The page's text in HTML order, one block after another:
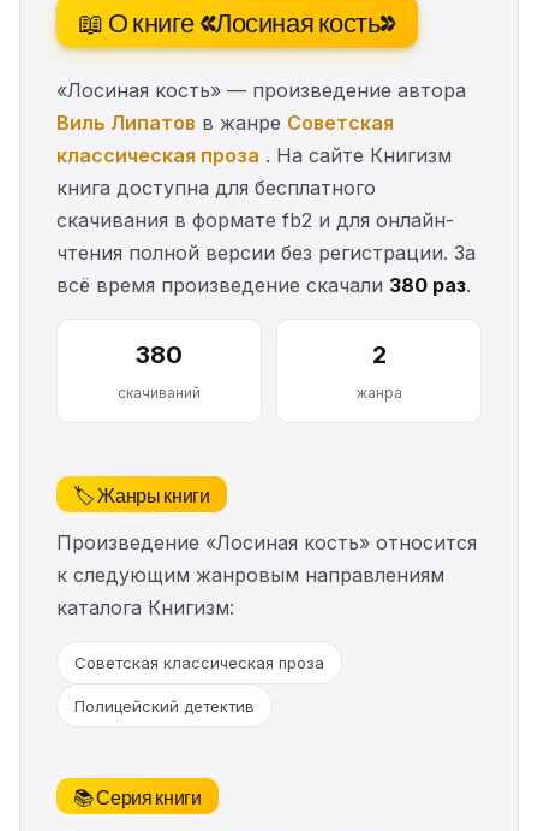
📖 О книге «Лосиная кость»
«Лосиная кость» — произведение автора
Виль Липатов в жанре Советская
классическая проза . На сайте Книгизм
книга доступна для бесплатного
скачивания в формате fb2 и для онлайн-
чтения полной версии без регистрации. За
всё время произведение скачали 380 раз.
380
скачиваний
2
жанра
🏷️ Жанры книги
Произведение «Лосиная кость» относится
к следующим жанровым направлениям
каталога Книгизм:
Советская классическая проза
Полицейский детектив
📚 Серия книги